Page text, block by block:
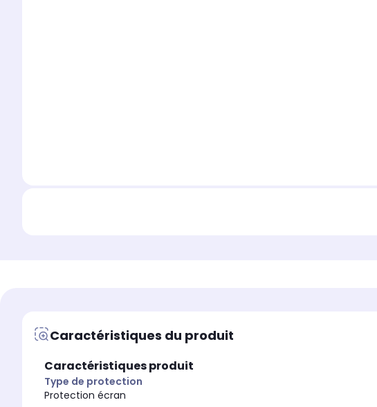
Caractéristiques du produit
Caractéristiques produit
Type de protection
Protection écran